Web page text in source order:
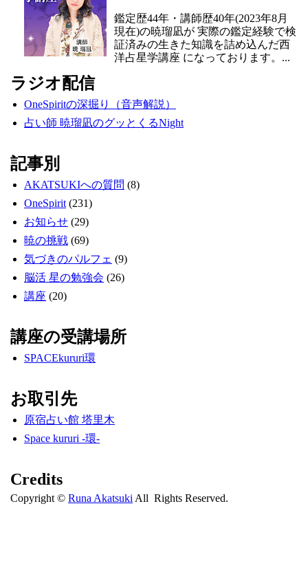
鑑定歴44年・講師歴40年(2023年8月
現在)の暁瑠凪が 実際の鑑定経験で検
証済みの生きた知識を詰め込んだ西
洋占星学講座 になっております。...
ラジオ配信
OneSpiritの深掘り（音声解説）
占い師 暁瑠凪のグッとくるNight
記事別
AKATSUKIへの質問 (8)
OneSpirit (231)
お知らせ (29)
暁の挑戦 (69)
気づきのパルフェ (9)
脳活 星の勉強会 (26)
講座 (20)
講座の受講場所
SPACEkururi環
お取引先
原宿占い館 塔里木
Space kururi -環-
Credits
Copyright © Runa Akatsuki All Rights Reserved.